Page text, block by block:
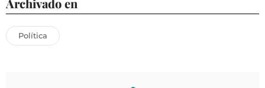
Archivado en
Política